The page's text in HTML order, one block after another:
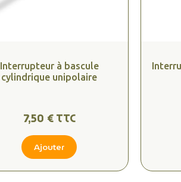
Interrupteur à bascule
cylindrique unipolaire
7,50 € TTC
Ajouter